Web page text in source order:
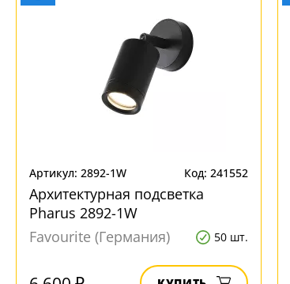
Артикул: 2892-1W Код: 241552
Архитектурная подсветка
Pharus 2892-1W
Favourite (Германия)
50 шт.